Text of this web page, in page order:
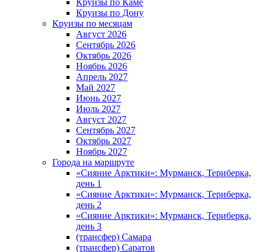
Круизы по Каме
Круизы по Дону
Круизы по месяцам
Август 2026
Сентябрь 2026
Октябрь 2026
Ноябрь 2026
Апрель 2027
Май 2027
Июнь 2027
Июль 2027
Август 2027
Сентябрь 2027
Октябрь 2027
Ноябрь 2027
Города на маршруте
«Сияние Арктики»: Мурманск, Териберка,
день 1
«Сияние Арктики»: Мурманск, Териберка,
день 2
«Сияние Арктики»: Мурманск, Териберка,
день 3
(трансфер) Самара
(трансфер) Саратов